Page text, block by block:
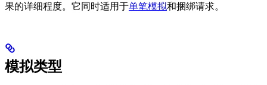
果的详细程度。它同时适用于单笔模拟和捆绑请求。
模拟类型